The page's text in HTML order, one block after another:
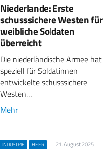
Niederlande: Erste
schusssichere Westen für
weibliche Soldaten
überreicht
Die niederländische Armee hat
speziell für Soldatinnen
entwickelte schusssichere
Westen…
Mehr
INDUSTRIE HEER 21. August 2025